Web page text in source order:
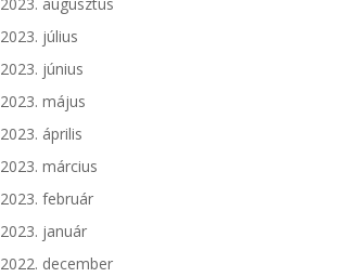
2023. augusztus
2023. július
2023. június
2023. május
2023. április
2023. március
2023. február
2023. január
2022. december